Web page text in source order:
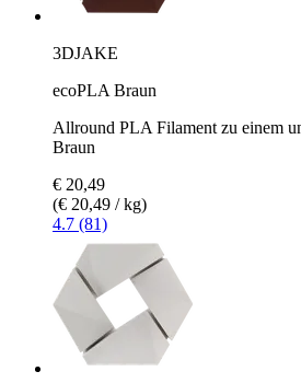
3DJAKE
ecoPLA Braun
Allround PLA Filament zu einem
Braun
€ 20,49
(€ 20,49 / kg)
4.7 (81)